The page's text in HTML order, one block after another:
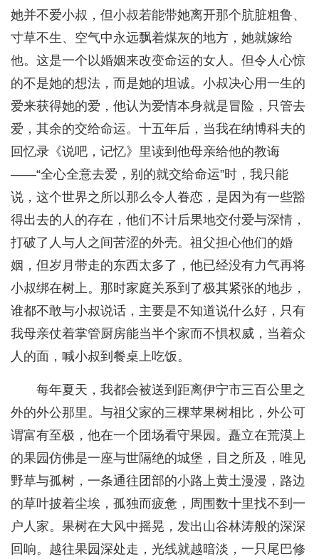
她并不爱小叔，但小叔若能带她离开那个肮脏粗鲁、
寸草不生、空气中永远飘着煤灰的地方，她就嫁给
他。这是一个以婚姻来改变命运的女人。但令人心惊
的不是她的想法，而是她的坦诚。小叔决心用一生的
爱来获得她的爱，他认为爱情本身就是冒险，只管去
爱，其余的交给命运。十五年后，当我在纳博科夫的
回忆录《说吧，记忆》里读到他母亲给他的教诲
——“全心全意去爱，别的就交给命运”时，我只能
说，这个世界之所以那么令人眷恋，是因为有一些豁
得出去的人的存在，他们不计后果地交付爱与深情，
打破了人与人之间苦涩的外壳。祖父担心他们的婚
姻，但岁月带走的东西太多了，他已经没有力气再将
小叔绑在树上。那时家庭关系到了极其紧张的地步，
谁都不敢与小叔说话，主要是不知道说什么好，只有
我母亲仗着掌管厨房能当半个家而不惧权威，当着众
人的面，喊小叔到餐桌上吃饭。
每年夏天，我都会被送到距离伊宁市三百公里之
外的外公那里。与祖父家的三棵苹果树相比，外公可
谓富有至极，他在一个团场看守果园。矗立在荒漠上
的果园仿佛是一座与世隔绝的城堡，目之所及，唯见
野草与孤树，一条通往团部的小路上黄土漫漫，路边
的草叶披着尘埃，孤独而疲惫，周围数十里找不到一
户人家。果树在大风中摇晃，发出山谷林涛般的深深
回响。越往果园深处走，光线就越暗淡，一只尾巴修